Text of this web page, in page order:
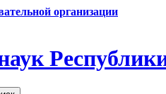
организации